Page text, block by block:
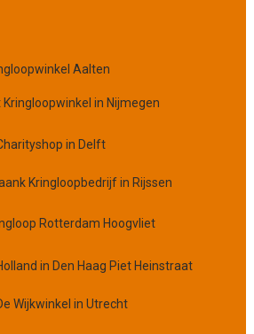
Aalten
Kringloopwinkel in Nijmegen
in Delft
Kringloopbedrijf in Rijssen
Rotterdam Hoogvliet
in Den Haag Piet Heinstraat
Wijkwinkel in Utrecht